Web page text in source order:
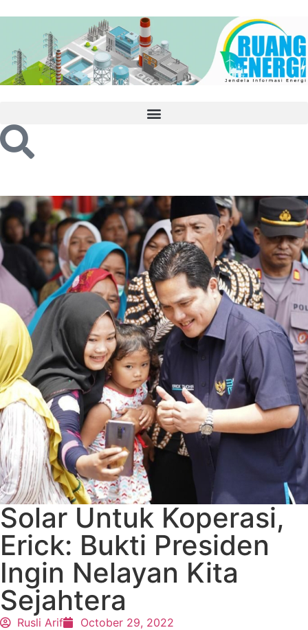
Solar Untuk Koperasi,
Erick: Bukti Presiden
Ingin Nelayan Kita
Sejahtera
Rusli Arif October 29, 2022